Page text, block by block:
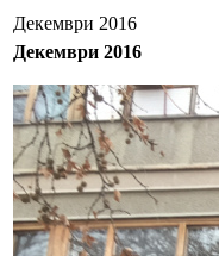
Декември 2016
Декември 2016